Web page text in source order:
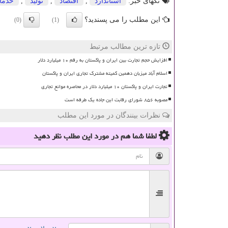
این مطلب را می پسندید؟ (1)
(0)
تازه ترین مطالب مرتبط
افزایش حجم تجارت بین ایران و پاکستان به رقم ۱۰ میلیارد دلار
اسلام آباد میزبان دهمین کمیته مشترک تجاری ایران و پاکستان
تجارت ایران و پاکستان ۱۰ میلیارد دلار در محاصره موانع تجاری
مصوبه ۸۵۶ شورای رقابت این جاده یک طرفه است
نظرات بینندگان در مورد این مطلب
لطفا شما همدر مورد این مطلبنظر دهید